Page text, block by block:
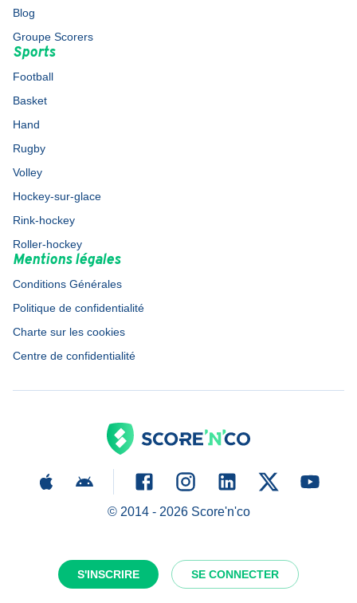
S'INSCRIRE SE CONNECTER
Blog
Groupe Scorers
Sports
Football
Basket
Hand
Rugby
Volley
Hockey-sur-glace
Rink-hockey
Roller-hockey
Mentions légales
Conditions Générales
Politique de confidentialité
Charte sur les cookies
Centre de confidentialité
© 2014 - 2026Score'n'co